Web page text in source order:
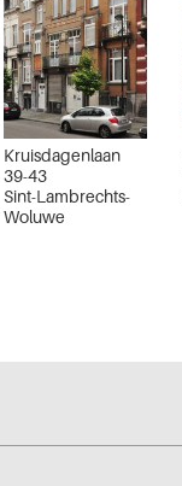
Kruisdagenlaan
39-43
Sint-Lambrechts-
Woluwe